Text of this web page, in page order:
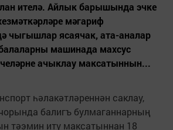
ителә. Айлык барышында эчке
мәгариф
чыгышлар ясаячак, ата-аналар
машинада махсус
ачыклау максатыннын...
һәлакәтләреннән саклау,
балигъ булмаганнарның
тәэмин итү максатыннан 18